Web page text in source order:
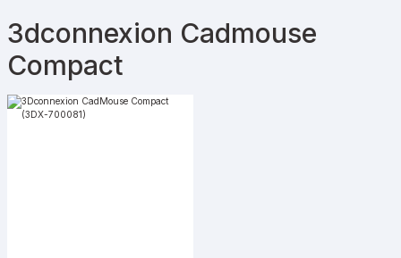
3dconnexion Cadmouse
Compact